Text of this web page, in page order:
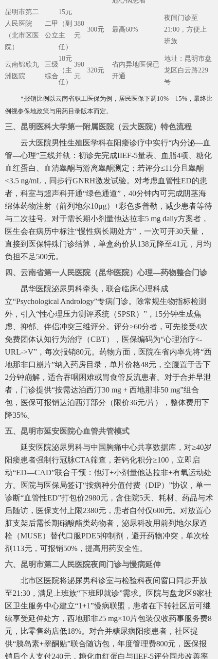
昆明市第二
人民医院
（北市区医
院）
二甲
公立
15元
（副
主
任）
380
元
300元 最高60%
夜间门诊至
21:00，方便上
班族
云南锦欣九
洲医院
三级
综合
18元
（主
任）
390
元
320元
省内异地医保已
开通
地址：昆明市盘
龙区白云路229
号
*报销比例以云南省职工医保为例，居民医保下调10%—15%，最终比
例视参保地政策与用药目录版本而定。
三、昆明医科大学第一附属医院（云大医院）特色流程
云大医院男性生殖医学科在阳痿诊疗中实行“内分泌—血
管—心理”三线并轨：初诊先完成IIEF-5量表、血脂4项、糖化
血红蛋白、血清睾酮与游离睾酮测定；若评分≤11分且睾酮
<3.5 ng/mL，同步行GNRH激发试验。对考虑血管性ED的患
者，科室与超声科开通“绿色通道”，40分钟内可完成阴茎海
绵体药物注射（前列地尔10μg）+彩色多普勒，减少患者等待
与二次挂号。对于需长期小剂量他达拉非5 mg daily方案者，
医生会在病历中标注“慢性病长期处方”，一次可开30天量，
直接到医保特殊门诊结算，单盒药价从138元降至41元，月均
负担不足500元。
四、云南省第一人民医院（昆华医院）心理—药物整合门诊
昆华医院泌尿男科牵头，联合临床心理科成
立“Psychological Andrology”专病门诊。除常规生物指标检测
外，引入“性心理压力测评系统（SPSR）”，15分钟生成焦
虑、抑郁、伴侣冲突三维评分。评分≥60分者，可先接受4次
免费团体认知行为治疗（CBT），医保编码为“心理治疗<-
URL->V”，每次报销80元。药物方面，医院在省内率先将“西
地那非口崩片”纳入药房目录，单片价格48元，空腹置于舌下
2分钟崩解，适合吞咽困难或胃食管反流患者。对于合并早泄
者，门诊提供“按需达泊西汀30 mg + 西地那非50 mg”组合
包，医保可报销达泊西汀部分（限价36元/片），整体费用下
降35%。
五、昆明市延安医院心血管共管模式
延安医院泌尿男科与中国胸痛中心共享数据库，对≥40岁
阳痿患者强制行冠脉CTA筛查，若钙化积分≥100，立即启
动“ED—CAD”联合干预：他汀+小剂量他达拉非+有氧运动处
方。医院与医保局签订“按病种分值付费（DIP）”协议，单一
诊断“血管性ED”打包价2980元，含住院5天、耗材、药品与术
后随访，医保支付上限2380元，患者自付仅600元。对放置心
脏支架后需长期硝酸酯类药物者，泌尿科改用前列地尔尿道
栓（MUSE）替代口服PDE5抑制剂，避开药物冲突，单次栓
剂113元，可报销50%，提高用药安全性。
六、昆明市第二人民医院夜间门诊与慢病延伸
北市区医院将泌尿男科诊室与检验科夜间窗口同步开放
至21:30，满足上班族“下班即就诊”需求。医院与盘龙区9家社
区卫生服务中心建立“1+1”慢病联盟，患者在下转社区后可继
续享受延伸处方，西地那非25 mg×10片包装仅收药事服务费8
元，比零售药店低18%。对合并糖尿病阳痿患者，社区提
供“胰岛素+睾酮贴”联合随访包，年度管理费800元，医保报
销后个人支付240元，糖化血红蛋白与IIEF-5评分同步改善率